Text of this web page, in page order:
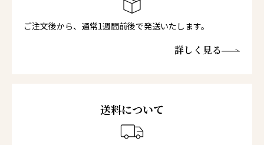
ご注文後から、通常1週間前後で発送いたします。
詳しく見る
送料について